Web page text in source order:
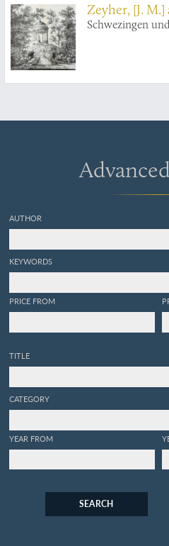
Zeyher, [J. M.]
Schwezingen
AUTHOR
KEYWORDS
PRICE FROM
TITLE
CATEGORY
YEAR FROM
SEARCH